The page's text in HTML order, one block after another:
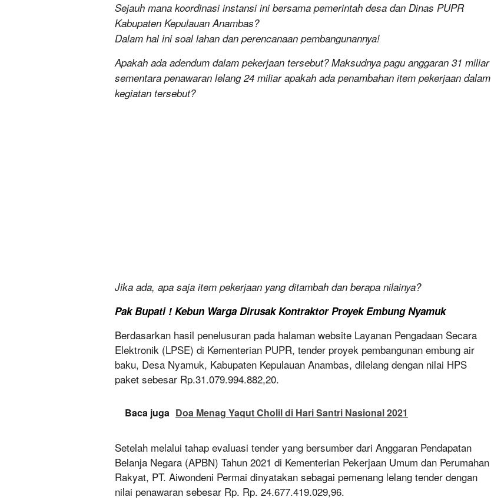
Sejauh mana koordinasi instansi ini bersama pemerintah desa dan Dinas PUPR
Kabupaten Kepulauan Anambas?
Dalam hal ini soal lahan dan perencanaan pembangunannya!
Apakah ada adendum dalam pekerjaan tersebut? Maksudnya pagu anggaran 31 miliar
sementara penawaran lelang 24 miliar apakah ada penambahan item pekerjaan dalam
kegiatan tersebut?
Jika ada, apa saja item pekerjaan yang ditambah dan berapa nilainya?
Pak Bupati ! Kebun Warga Dirusak Kontraktor Proyek Embung Nyamuk
Berdasarkan hasil penelusuran pada halaman website Layanan Pengadaan Secara
Elektronik (LPSE) di Kementerian PUPR, tender proyek pembangunan embung air
baku, Desa Nyamuk, Kabupaten Kepulauan Anambas, dilelang dengan nilai HPS
paket sebesar Rp.31.079.994.882,20.
Baca juga Doa Menag Yaqut Cholil di Hari Santri Nasional 2021
Setelah melalui tahap evaluasi tender yang bersumber dari Anggaran Pendapatan
Belanja Negara (APBN) Tahun 2021 di Kementerian Pekerjaan Umum dan Perumahan
Rakyat, PT. Aiwondeni Permai dinyatakan sebagai pemenang lelang tender dengan
nilai penawaran sebesar Rp. Rp. 24.677.419.029,96.